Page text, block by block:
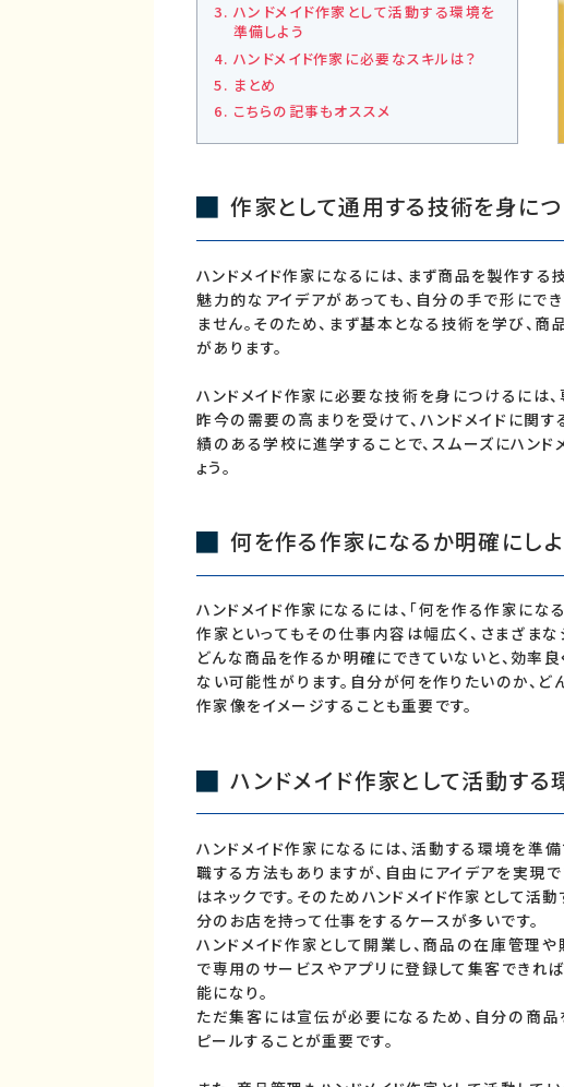
ハンドメイド作家として活動する環境を
準備しよう
ハンドメイド作家に必要なスキルは？
まとめ
こちらの記事もオススメ
作家として通用する技術を身につ
ハンドメイド作家になるには、まず商品を製作す
魅力的なアイデアがあっても、自分の手で形にで
ません。そのため、まず基本となる技術を学び、
があります。
ハンドメイド作家に必要な技術を身につけるには
昨今の需要の高まりを受けて、ハンドメイドに関
績のある学校に進学することで、スムーズにハン
ょう。
何を作る作家になるか明確にし
ハンドメイド作家になるには、「何を作る作家にな
作家といってもその仕事内容は幅広く、さまざま
どんな商品を作るか明確にできていないと、効率
ない可能性がります。自分が何を作りたいのか、
作家像をイメージすることも重要です。
ハンドメイド作家として活動する
ハンドメイド作家になるには、活動する環境を準
職する方法もありますが、自由にアイデアを実現
はネックです。そのためハンドメイド作家として活
分のお店を持って仕事をするケースが多いです。
ハンドメイド作家として開業し、商品の在庫管理
で専用のサービスやアプリに登録して集客できれ
能になり。
ただ集客には宣伝が必要になるため、自分の商
ピールすることが重要です。